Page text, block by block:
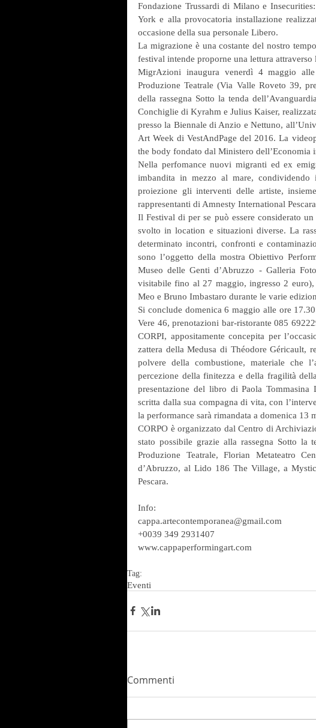
Fondazione Trussardi di Milano e
York e alla provocatoria installazione
occasione della sua personale Libero.
La migrazione è una costante del nostro
festival intende proporne una lettura
MigrAzioni inaugura venerdì 4 maggio
Produzione Teatrale (Via Valle Roveto 39,
della rassegna Sotto la tenda
Conchiglie di Kyrahm e Julius Kaiser,
presso la Biennale di Anzio e Nettuno,
Art Week di VestAndPage del 2016. La
the body fondato dal Ministero dell’Economia
Nella perfomance nuovi migranti ed ex
imbandita in mezzo al mare,
proiezione gli interventi delle artiste,
rappresentanti di Amnesty International
Il Festival di per se può essere considerato
svolto in location e situazioni diverse. La
determinato incontri, confronti e
sono l’oggetto della mostra Obiettivo
Museo delle Genti d’Abruzzo - Galleria
visitabile fino al 27 maggio, ingresso 2
Meo e Bruno Imbastaro durante le varie
Si conclude domenica 6 maggio alle ore
Vere 46, prenotazioni bar-ristorante 085
CORPI, appositamente concepita per
zattera della Medusa di Théodore Géricault,
polvere della combustione, materiale che
percezione della finitezza e della fragilità
presentazione del libro di Paola
scritta dalla sua compagna di vita, con
la performance sarà rimandata a domenica 13
CORPO è organizzato dal Centro di
stato possibile grazie alla rassegna Sotto la
Produzione Teatrale, Florian Metateatro
d’Abruzzo, al Lido 186 The Village, a
Pescara.
Info:
cappa.artecontemporanea@gmail.com
+0039 349 2931407
www.cappaperformingart.com
Tag:
Eventi
Commenti